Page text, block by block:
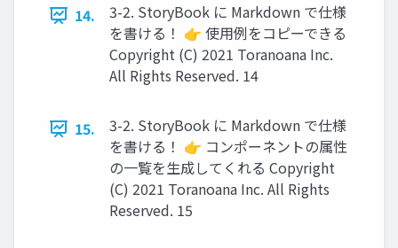
14.
3-2. StoryBook に Markdown で仕様
を書ける！ 👉 使用例をコピーできる
Copyright (C) 2021 Toranoana Inc.
All Rights Reserved. 14
15.
3-2. StoryBook に Markdown で仕様
を書ける！ 👉 コンポーネントの属性
の一覧を生成してくれる Copyright
(C) 2021 Toranoana Inc. All Rights
Reserved. 15